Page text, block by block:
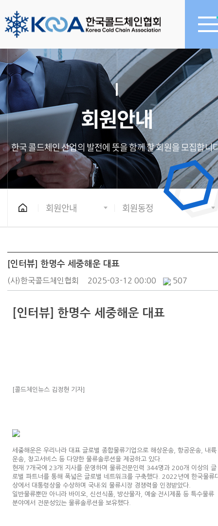
회원안내
한국 콜드체인 산업의 발전에 뜻을 함께 할 회원을 모집합니
회원안내 회원동정
[인터뷰] 한명수 세중해운 대표
(사)한국콜드체인협회 2025-03-12 00:00 507
[인터뷰] 한명수 세중해운 대표
[콜드체인뉴스 김정현 기자]
세중해운은 우리나라 대표 글로벌 종합물류기업으로 해상운송, 항공운송, 내륙
운송, 창고서비스 등 다양한 물류솔루션을 제공하고 있다.
현재 7개국에 23개 지사를 운영하며 물류전문인력 344명과 200개 이상의 글
로벌 파트너를 통해 폭넓은 글로벌 네트워크를 구축했다. 2022년에 한국물류
상에서 대통령상을 수상하며 국내·외 물류시장 경쟁력을 인정받았다.
일반물류뿐만 아니라 바이오, 신선식품, 방산물자, 예술·전시제품 등 특수물류
분야에서 전문성있는 물류솔루션을 보유했다.